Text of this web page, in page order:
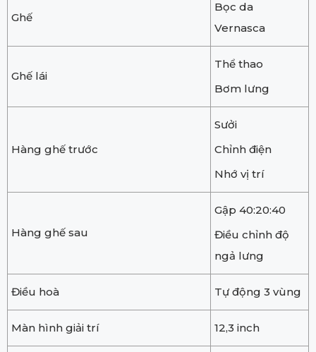
Ghế
Bọc da
Vernasca
Ghế lái
Thể thao
Bơm lưng
Hàng ghế trước
Sưởi
Chỉnh điện
Nhớ vị trí
Hàng ghế sau
Gập 40:20:40
Điều chỉnh độ
ngả lưng
Điều hoà Tự động 3 vùng
Màn hình giải trí 12,3 inch